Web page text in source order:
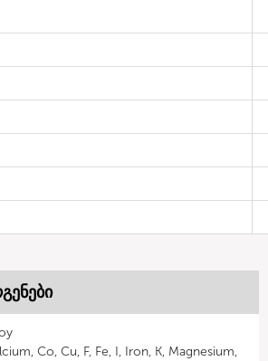
Co, Cu, F, Fe, I, Iron, K, Magnesium,